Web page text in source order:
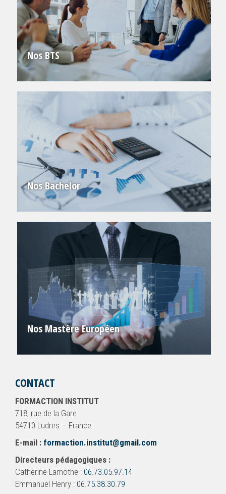
Nos BTS
Nos Bachelor
Nos Mastère Européen
CONTACT
FORMACTION INSTITUT
718, rue de la Gare
54710 Ludres – France
E-mail : formaction.institut@gmail.com
Directeurs pédagogiques :
Catherine Lamothe : 06.73.05.97.14
Emmanuel Henry : 06.75.38.30.79